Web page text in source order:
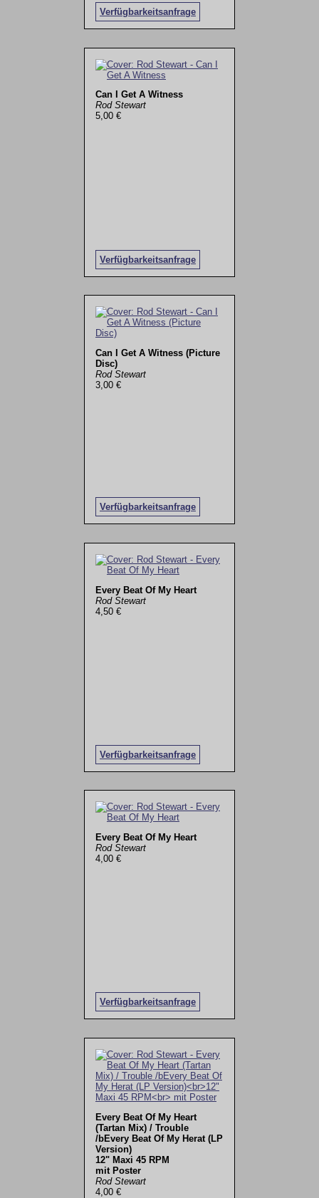
Verfügbarkeitsanfrage
Can I Get A Witness
Rod Stewart
5,00 €
Verfügbarkeitsanfrage
Can I Get A Witness (Picture
Disc)
Rod Stewart
3,00 €
Verfügbarkeitsanfrage
Every Beat Of My Heart
Rod Stewart
4,50 €
Verfügbarkeitsanfrage
Every Beat Of My Heart
Rod Stewart
4,00 €
Verfügbarkeitsanfrage
Every Beat Of My Heart
(Tartan Mix) / Trouble
/bEvery Beat Of My Herat (LP
Version)
12" Maxi 45 RPM
mit Poster
Rod Stewart
4,00 €